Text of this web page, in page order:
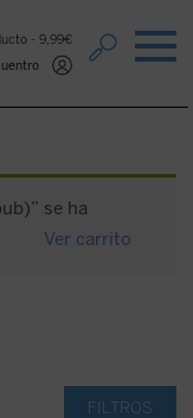
9,99€
se ha
Ver carrito
FILTROS